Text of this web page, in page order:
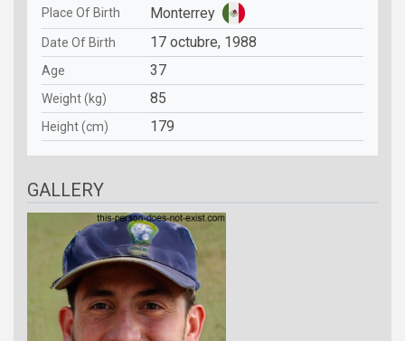
Place Of Birth Monterrey
Date Of Birth 17 octubre, 1988
Age 37
Weight (kg) 85
Height (cm) 179
GALLERY